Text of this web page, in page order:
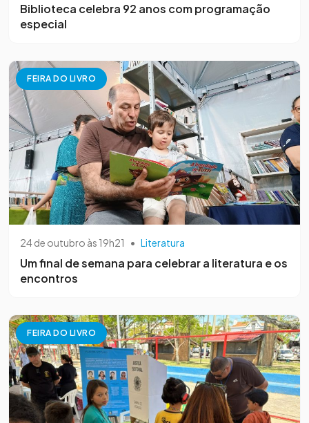
Biblioteca celebra 92 anos com programação
especial
FEIRA DO LIVRO
24 de outubro às 19h21 • Literatura
Um final de semana para celebrar a literatura e os
encontros
FEIRA DO LIVRO